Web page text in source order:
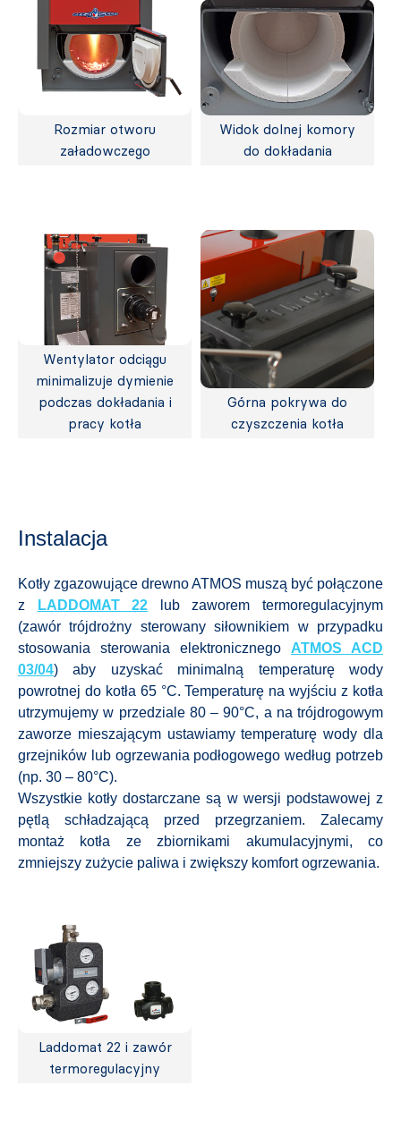
Rozmiar otworu
załadowczego
Widok dolnej komory
do dokładania
Wentylator odciągu
minimalizuje dymienie
podczas dokładania i
pracy kotła
Górna pokrywa do
czyszczenia kotła
Instalacja
Kotły zgazowujące drewno ATMOS muszą być połączone
z
LADDOMAT 22 lub zaworem termoregulacyjnym
(zawór trójdrożny sterowany siłownikiem w przypadku
stosowania sterowania elektronicznego ATMOS ACD
03/04) aby uzyskać minimalną temperaturę wody
powrotnej do kotła 65 °C. Temperaturę na wyjściu z kotła
utrzymujemy w przedziale 80 – 90°C, a na trójdrogowym
zaworze mieszającym ustawiamy temperaturę wody dla
grzejników lub ogrzewania podłogowego według potrzeb
(np. 30 – 80°C).
Wszystkie kotły dostarczane są w wersji podstawowej z
pętlą schładzającą przed przegrzaniem. Zalecamy
montaż kotła ze zbiornikami akumulacyjnymi, co
zmniejszy zużycie paliwa i zwiększy komfort ogrzewania.
Laddomat 22 i zawór
termoregulacyjny